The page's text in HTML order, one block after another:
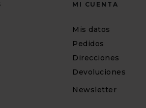
MI CUENTA
Mis datos
Pedidos
Direcciones
Devoluciones
Newsletter